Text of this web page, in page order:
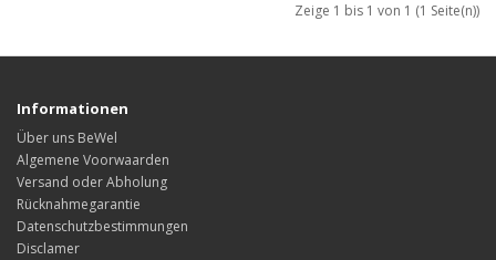
Zeige 1 bis 1 von 1 (1 Seite(n))
Informationen
Über uns BeWel
Algemene Voorwaarden
Versand oder Abholung
Rücknahmegarantie
Datenschutzbestimmungen
Disclamer